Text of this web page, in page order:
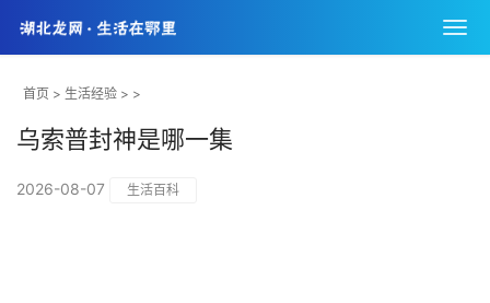
首页 > 生活经验 > >
乌索普封神是哪一集
2026-08-07 生活百科